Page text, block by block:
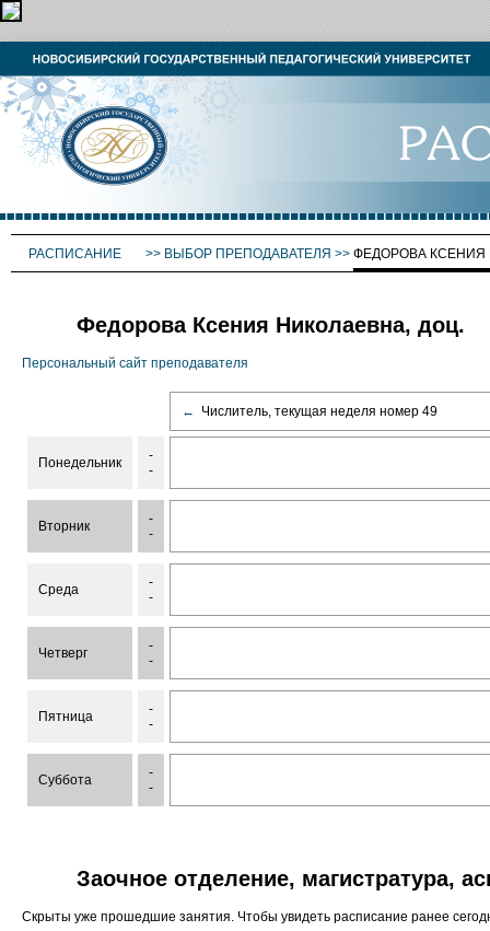
РАСПИСАНИЕ >> ВЫБОР ПРЕПОДАВАТЕЛЯ >> ФЕДОРОВА КСЕНИЯ
Федорова Ксения Николаевна, доц.
Персональный сайт преподавателя
← Числитель, текущая неделя номер 49
Понедельник
-
-
Вторник
-
-
Среда
-
-
Четверг
-
-
Пятница
-
-
Суббота
-
-
Заочное отделение, магистратура,
Скрыты уже прошедшие занятия. Чтобы увидеть расписание ранее